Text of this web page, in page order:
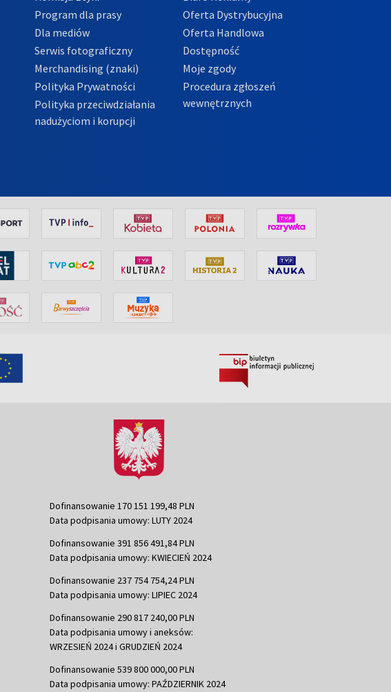
Program dla prasy
Dla mediów
Serwis fotograficzny
Merchandising (znaki)
Polityka Prywatności
Polityka przeciwdziałania
nadużyciom i korupcji
Oferta Dystrybucyjna
Oferta Handlowa
Dostępność
Moje zgody
Procedura zgłoszeń
wewnętrznych
Dofinansowanie 170 151 199,48 PLN
Data podpisania umowy: LUTY 2024
Dofinansowanie 391 856 491,84 PLN
Data podpisania umowy: KWIECIEŃ 2024
Dofinansowanie 237 754 754,24 PLN
Data podpisania umowy: LIPIEC 2024
Dofinansowanie 290 817 240,00 PLN
Data podpisania umowy i aneksów:
WRZESIEŃ 2024 i GRUDZIEŃ 2024
Dofinansowanie 539 800 000,00 PLN
Data podpisania umowy: PAŹDZIERNIK 2024